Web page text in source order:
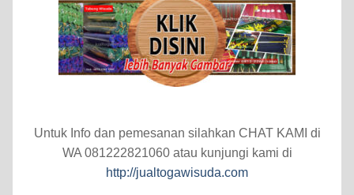
Untuk Info dan pemesanan silahkan CHAT KAMI di
WA 081222821060 atau kunjungi kami di
http://jualtogawisuda.com